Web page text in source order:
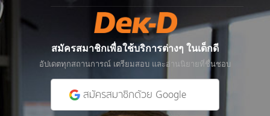
สมัครสมาชิกเพื่อใช้บริการต่างๆ ในเด็กดี
อัปเดตทุกสถานการณ์ เตรียมสอบ และอ่านนิยายที่ชื่นชอบ
สมัครสมาชิกด้วย Google